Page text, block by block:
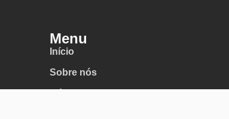
Menu
Início
Sobre nós